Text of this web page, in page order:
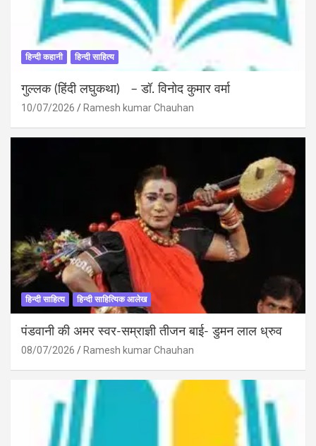
हिन्दी कहानी हिन्दी साहित्य
गुल्लक (हिंदी लघुकथा) – डॉ. विनोद कुमार वर्मा
10/07/2026 Ramesh kumar Chauhan
हिन्दी साहित्य हिन्दी साहित्यिक आलेख
पंडवानी की अमर स्वर-सम्राज्ञी तीजन बाई- डुमन लाल ध्रुव
08/07/2026 Ramesh kumar Chauhan